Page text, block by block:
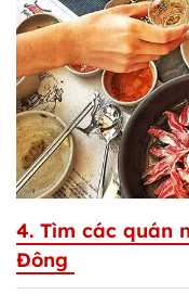
4. Tìm các quán
Đông